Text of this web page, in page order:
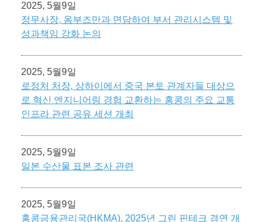
2025, 5월9일
정무사장, 옴부즈만과 면담하여 부서 관리시스템 및
성과책임 강화 논의
2025, 5월9일
로정처 처장, 상하이에서 중국 본토 관계자들 대상으
로 혁신 엔지니어링 경험 교환하는 홍콩의 주요 교통
인프라 관련 공유 세션 개최
2025, 5월9일
일본 수산물 표본 조사 관련
2025, 5월9일
홍콩금융관리국(HKMA), 2025년 그린 핀테크 경연 개